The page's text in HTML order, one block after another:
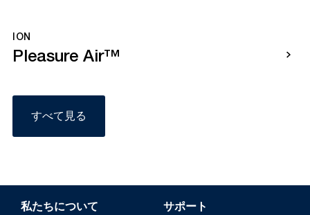
ION
Pleasure Air™
すべて見る
私たちについて
サポート